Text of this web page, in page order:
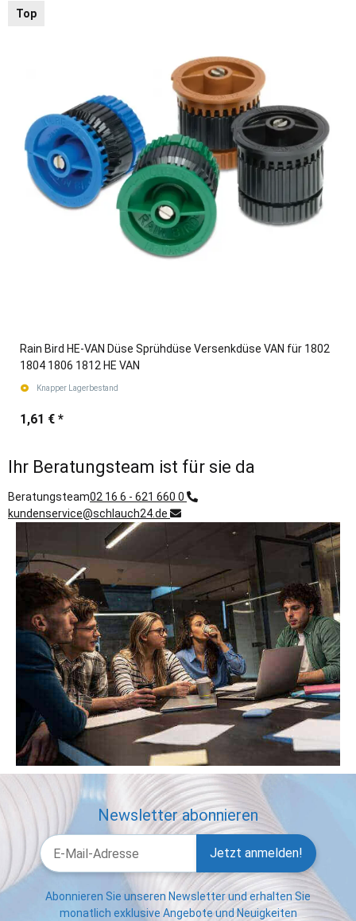
Top
Rain Bird HE-VAN Düse Sprühdüse Versenkdüse VAN für 1802
1804 1806 1812 HE VAN
Knapper Lagerbestand
1,61 € *
Ihr Beratungsteam ist für sie da
Beratungsteam02 16 6 - 621 660 0
kundenservice@schlauch24.de
Newsletter abonnieren
Jetzt anmelden!
Abonnieren Sie unseren Newsletter und erhalten Sie
monatlich exklusive Angebote und Neuigkeiten